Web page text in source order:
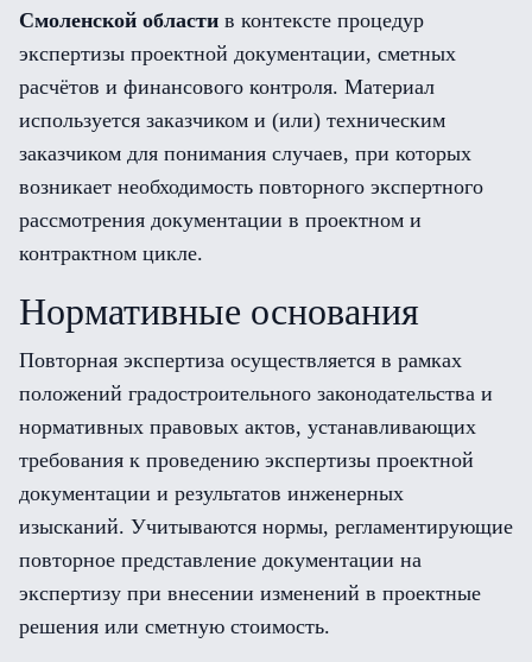
Смоленской области в контексте процедур
экспертизы проектной документации, сметных
расчётов и финансового контроля. Материал
используется заказчиком и (или) техническим
заказчиком для понимания случаев, при которых
возникает необходимость повторного экспертного
рассмотрения документации в проектном и
контрактном цикле.
Нормативные основания
Повторная экспертиза осуществляется в рамках
положений градостроительного законодательства и
нормативных правовых актов, устанавливающих
требования к проведению экспертизы проектной
документации и результатов инженерных
изысканий. Учитываются нормы, регламентирующие
повторное представление документации на
экспертизу при внесении изменений в проектные
решения или сметную стоимость.